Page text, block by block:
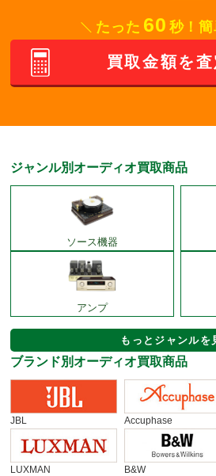
たった 60 秒！
買取金額を
ジャンル別オーディオ買取商品
ソース機器
アンプ
もっとジャンルを
ブランド別オーディオ買取商品
JBL Accuphase
LUXMAN B&W